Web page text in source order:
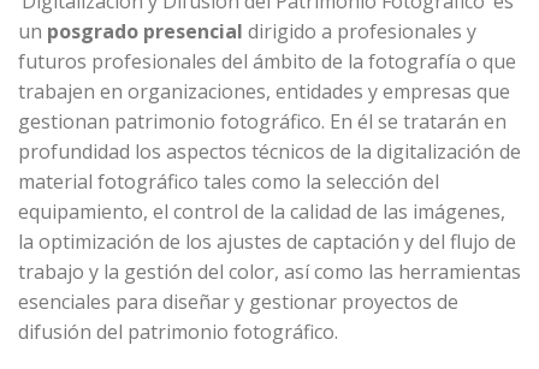
un posgrado presencial dirigido a profesionales y
futuros profesionales del ámbito de la fotografía o que
trabajen en organizaciones, entidades y empresas que
gestionan patrimonio fotográfico. En él se tratarán en
profundidad los aspectos técnicos de la digitalización de
material fotográfico tales como la selección del
equipamiento, el control de la calidad de las imágenes,
la optimización de los ajustes de captación y del flujo de
trabajo y la gestión del color, así como las herramientas
esenciales para diseñar y gestionar proyectos de
difusión del patrimonio fotográfico.